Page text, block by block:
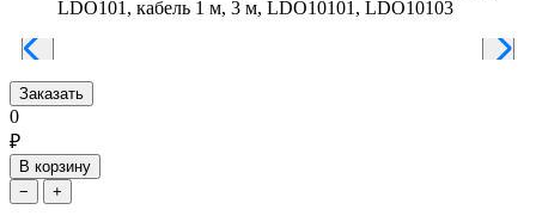
LDO101, кабель 1 м, 3 м, LDO10101, LDO10103
Заказать
0
₽
В корзину
−
+